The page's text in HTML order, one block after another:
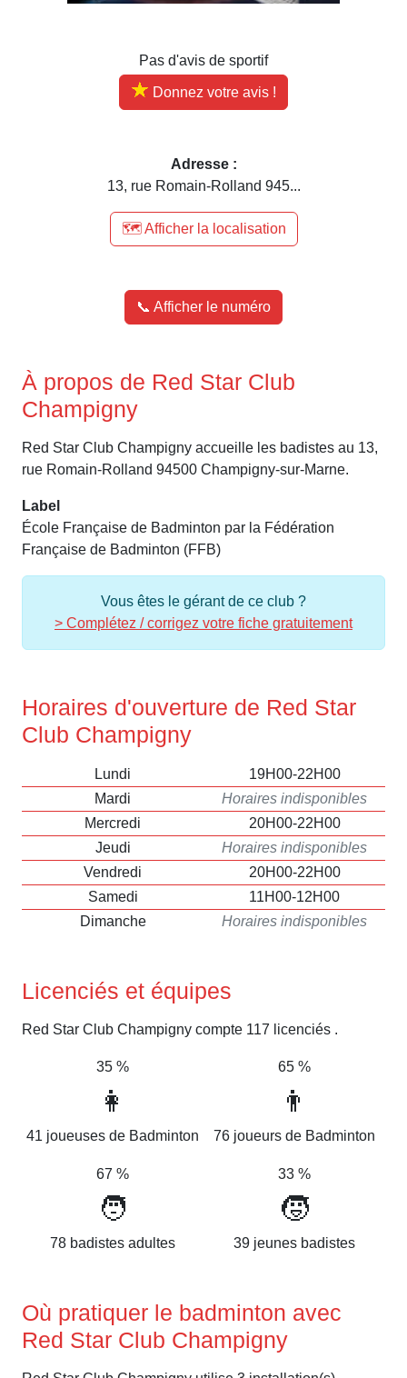
Pas d'avis de sportif
Donnez votre avis !
Adresse :
13, rue Romain-Rolland 945...
🗺️ Afficher la localisation
📞 Afficher le numéro
À propos de Red Star Club
Champigny
Red Star Club Champigny accueille les badistes au 13,
rue Romain-Rolland 94500 Champigny-sur-Marne.
Label
École Française de Badminton par la Fédération
Française de Badminton (FFB)
Vous êtes le gérant de ce club ?
> Complétez / corrigez votre fiche gratuitement
Horaires d'ouverture de Red Star
Club Champigny
Lundi
19H00-22H00
Mardi
Horaires indisponibles
Mercredi
20H00-22H00
Jeudi
Horaires indisponibles
Vendredi
20H00-22H00
Samedi
11H00-12H00
Dimanche
Horaires indisponibles
Licenciés et équipes
Red Star Club Champigny compte 117 licenciés .
35 % 65 %
👩 👨
41 joueuses de Badminton 76 joueurs de Badminton
67 % 33 %
🧑 🧒
78 badistes adultes 39 jeunes badistes
Où pratiquer le badminton avec
Red Star Club Champigny